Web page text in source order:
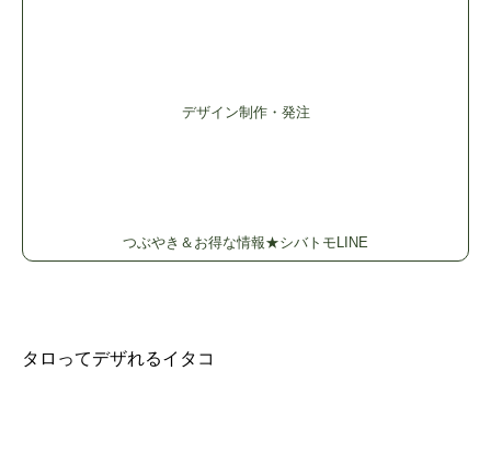
デザイン制作・発注
つぶやき＆お得な情報★シバトモLINE
タロってデザれるイタコ